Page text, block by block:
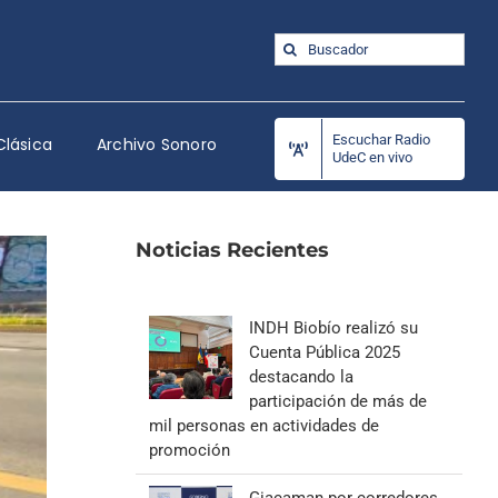
Buscar:
Archivo Sonoro
Escuchar Radio
UdeC en vivo
Noticias Recientes
INDH Biobío realizó su
Cuenta Pública 2025
destacando la
participación de más de
mil personas en actividades de
promoción